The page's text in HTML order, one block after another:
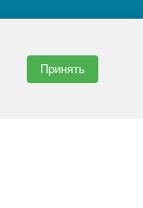
Принять